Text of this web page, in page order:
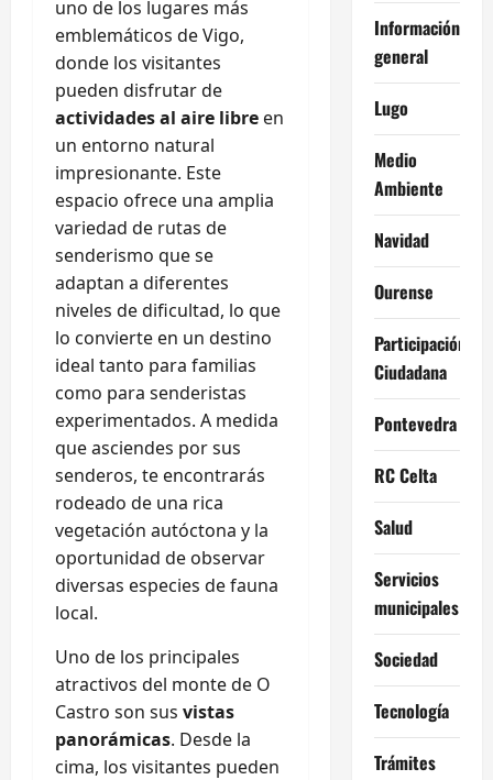
uno de los lugares más
emblemáticos de Vigo,
donde los visitantes
pueden disfrutar de
actividades al aire libre en
un entorno natural
impresionante. Este
espacio ofrece una amplia
variedad de rutas de
senderismo que se
adaptan a diferentes
niveles de dificultad, lo que
lo convierte en un destino
ideal tanto para familias
como para senderistas
experimentados. A medida
que asciendes por sus
senderos, te encontrarás
rodeado de una rica
vegetación autóctona y la
oportunidad de observar
diversas especies de fauna
local.
Uno de los principales
atractivos del monte de O
Castro son sus vistas
panorámicas. Desde la
cima, los visitantes pueden
Información
general
Lugo
Medio
Ambiente
Navidad
Ourense
Participación
Ciudadana
Pontevedra
RC Celta
Salud
Servicios
municipales
Sociedad
Tecnología
Trámites